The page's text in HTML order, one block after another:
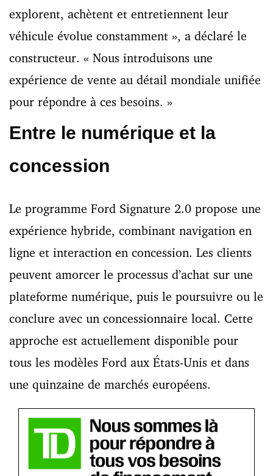
explorent, achètent et entretiennent leur
véhicule évolue constamment », a déclaré le
constructeur. « Nous introduisons une
expérience de vente au détail mondiale unifiée
pour répondre à ces besoins. »
Entre le numérique et la
concession
Le programme Ford Signature 2.0 propose une
expérience hybride, combinant navigation en
ligne et interaction en concession. Les clients
peuvent amorcer le processus d’achat sur une
plateforme numérique, puis le poursuivre ou le
conclure avec un concessionnaire local. Cette
approche est actuellement disponible pour
tous les modèles Ford aux États-Unis et dans
une quinzaine de marchés européens.